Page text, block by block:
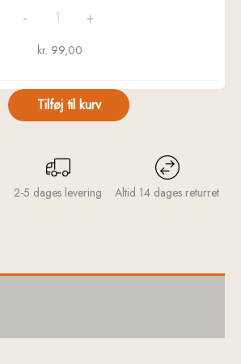
- +
kr. 99,00
Tilføj til kurv
2-5 dages levering Altid 14 dages returret